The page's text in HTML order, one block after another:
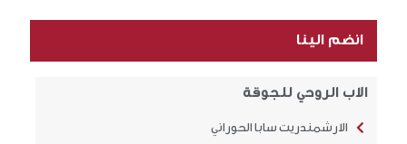
انضم الينا
الاب الروحي للجوقة
الارشمندريت سابا الحوراني